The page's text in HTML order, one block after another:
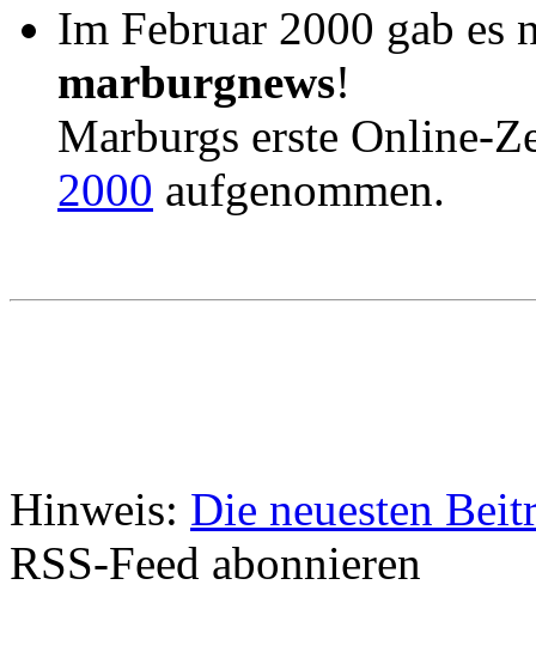
Im Februar 2000 gab es
marburgnews!
Marburgs erste Online-
2000 aufgenommen.
Hinweis: Die neuesten
RSS-Feed abonnieren